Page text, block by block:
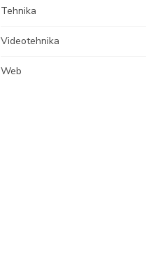
Tehnika
Videotehnika
Web